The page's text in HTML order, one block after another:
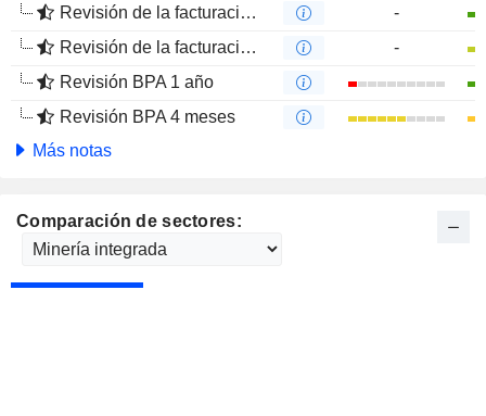
Revisión de la facturación 1 año
-
Revisión de la facturación 4 meses
-
Revisión BPA 1 año
Revisión BPA 4 meses
Más notas
Comparación de sectores: